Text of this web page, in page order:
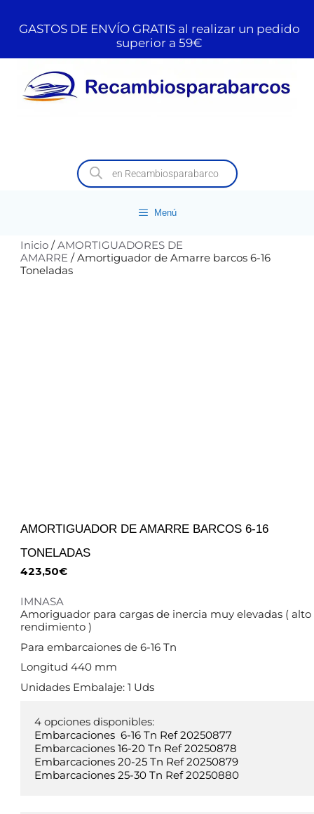
GASTOS DE ENVÍO GRATIS al realizar un pedido
superior a 59€
Menú
Inicio /AMORTIGUADORES DE
AMARRE / Amortiguador de Amarre barcos 6-16
Toneladas
AMORTIGUADOR DE AMARRE BARCOS 6-16
TONELADAS
423,50€
IMNASA
Amoriguador para cargas de inercia muy elevadas ( alto
rendimiento )
Para embarcaiones de 6-16 Tn
Longitud 440 mm
Unidades Embalaje: 1 Uds
Embarcaciones  6-16 Tn Ref 20250877
Embarcaciones 16-20 Tn Ref 20250878
Embarcaciones 20-25 Tn Ref 20250879
Embarcaciones 25-30 Tn Ref 20250880